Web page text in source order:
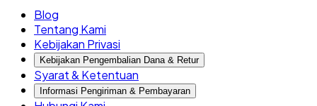
Blog
Tentang Kami
Kebijakan Privasi
Kebijakan Pengembalian Dana & Retur
Syarat & Ketentuan
Informasi Pengiriman & Pembayaran